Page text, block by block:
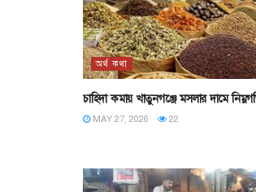
অর্থ কথা
চাহিদা কমায় খাতুনগঞ্জে মসলার দামে
MAY 27, 2026 22